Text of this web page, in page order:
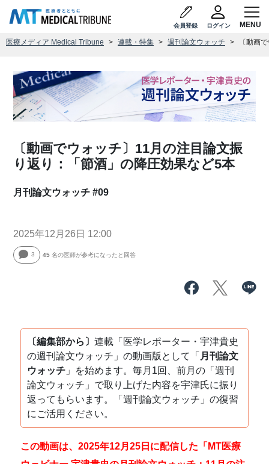
会員登録 ログイン
医療メディア Medical Tribune 連載・特集 週刊論文ウォッチ 〔動画
〔動画でウォッチ〕11月の注目論文振
り返り：「節酒」の降圧効果など5本
月刊論文ウォッチ #09
2025年12月26日 12:00
3 45 名の医師が参考になったと回答
〔編集部から〕連載「医学レポーター・宇津貴史
の週刊論文ウォッチ」の動画版として「 月刊論文
ウォッチ 」を始めます。毎月1回、前月の「週刊
論文ウォッチ」で取り上げた内容を宇津氏に振り
返ってもらいます。「週刊論文ウォッチ」の復習
にご活用ください。
この動画は、2025年12月25日に配信した「MT医療